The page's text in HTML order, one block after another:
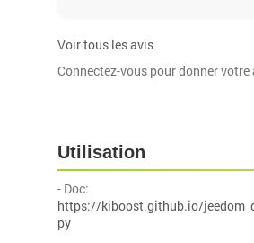
Voir tous les avis
Connectez-vous pour donner votre
Utilisation
- Doc:
https://kiboost.github.io/
py